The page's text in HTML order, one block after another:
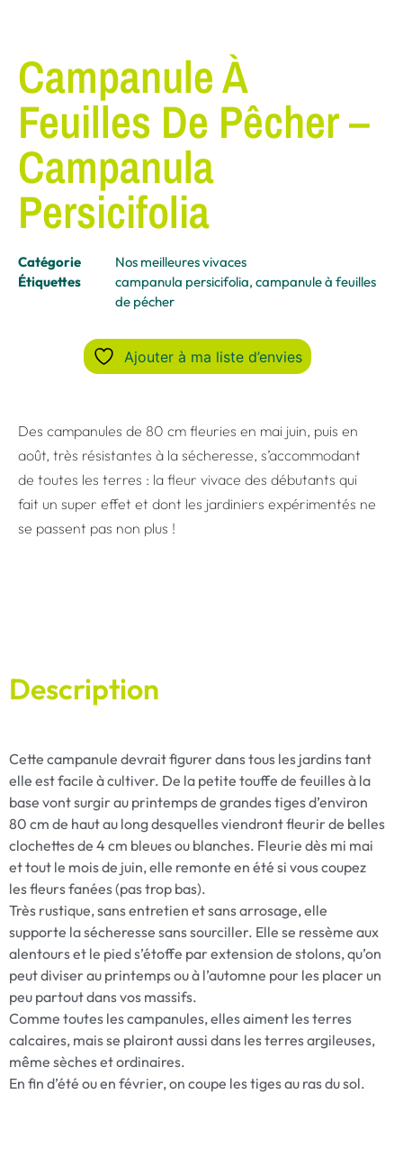
Campanule À
Feuilles De Pêcher –
Campanula
Persicifolia
Catégorie
Nos meilleures vivaces
Étiquettes
campanula persicifolia, campanule à feuilles
de pécher
Ajouter à ma liste d’envies
Des campanules de 80 cm fleuries en mai juin, puis en
août, très résistantes à la sécheresse, s’accommodant
de toutes les terres : la fleur vivace des débutants qui
fait un super effet et dont les jardiniers expérimentés ne
se passent pas non plus !
Description
Cette campanule devrait figurer dans tous les jardins tant
elle est facile à cultiver. De la petite touffe de feuilles à la
base vont surgir au printemps de grandes tiges d’environ
80 cm de haut au long desquelles viendront fleurir de belles
clochettes de 4 cm bleues ou blanches. Fleurie dès mi mai
et tout le mois de juin, elle remonte en été si vous coupez
les fleurs fanées (pas trop bas).
Très rustique, sans entretien et sans arrosage, elle
supporte la sécheresse sans sourciller. Elle se ressème aux
alentours et le pied s’étoffe par extension de stolons, qu’on
peut diviser au printemps ou à l’automne pour les placer un
peu partout dans vos massifs.
Comme toutes les campanules, elles aiment les terres
calcaires, mais se plairont aussi dans les terres argileuses,
même sèches et ordinaires.
En fin d’été ou en février, on coupe les tiges au ras du sol.